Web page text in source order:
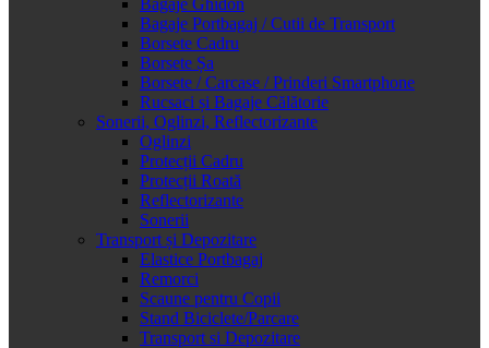
Bagaje Portbagaj / Cutii de Transport
Borsete Cadru
Borsete Șa
Borsete / Carcase / Prinderi Smartphone
Rucsaci și Bagaje Călătorie
Sonerii, Oglinzi, Reflectorizante
Oglinzi
Protecții Cadru
Protecții Roată
Reflectorizante
Sonerii
Transport și Depozitare
Elastice Portbagaj
Remorci
Scaune pentru Copii
Stand Biciclete/Parcare
Transport si Depozitare